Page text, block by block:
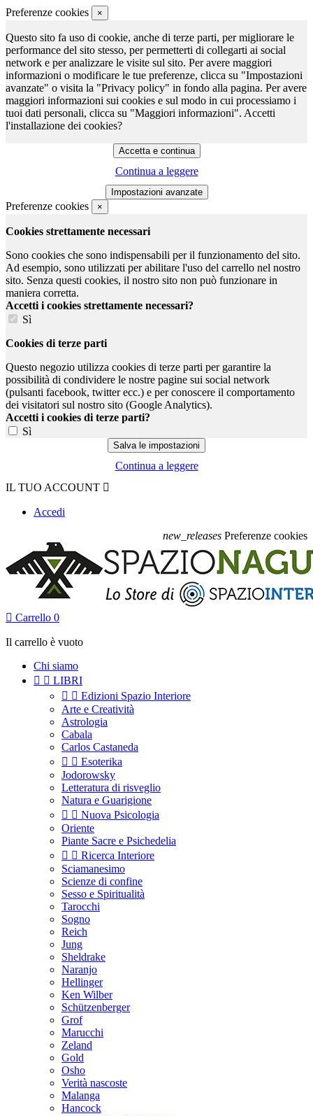
Preferenze cookies ×
Questo sito fa uso di cookie, anche di terze parti, per migliorare le
performance del sito stesso, per permetterti di collegarti ai social
network e per analizzare le visite sul sito. Per avere maggiori
informazioni o modificare le tue preferenze, clicca su "Impostazioni
avanzate" o visita la "Privacy policy" in fondo alla pagina. Per avere
maggiori informazioni sui cookies e sul modo in cui processiamo i
tuoi dati personali, clicca su "Maggiori informazioni". Accetti
l'installazione dei cookies?
Continua a leggere
Preferenze cookies ×
Cookies strettamente necessari
Sono cookies che sono indispensabili per il funzionamento del sito.
Ad esempio, sono utilizzati per abilitare l'uso del carrello nel nostro
sito. Senza questi cookies, il nostro sito non può funzionare in
maniera corretta.
Accetti i cookies strettamente necessari?
Sì
Cookies di terze parti
Questo negozio utilizza cookies di terze parti per garantire la
possibilità di condividere le nostre pagine sui social network
(pulsanti facebook, twitter ecc.) e per conoscere il comportamento
dei visitatori sul nostro sito (Google Analytics).
Accetti i cookies di terze parti?
Sì
Continua a leggere
IL TUO ACCOUNT 
Accedi
new_releases Preferenze cookies
 Carrello 0
Il carrello è vuoto
Chi siamo
  LIBRI
  Edizioni Spazio Interiore
Arte e Creatività
Astrologia
Cabala
Carlos Castaneda
  Esoterika
Jodorowsky
Letteratura di risveglio
Natura e Guarigione
  Nuova Psicologia
Oriente
Piante Sacre e Psichedelia
  Ricerca Interiore
Sciamanesimo
Scienze di confine
Sesso e Spiritualità
Tarocchi
Sogno
Reich
Jung
Sheldrake
Naranjo
Hellinger
Ken Wilber
Schützenberger
Grof
Marucchi
Zeland
Gold
Osho
Verità nascoste
Malanga
Hancock